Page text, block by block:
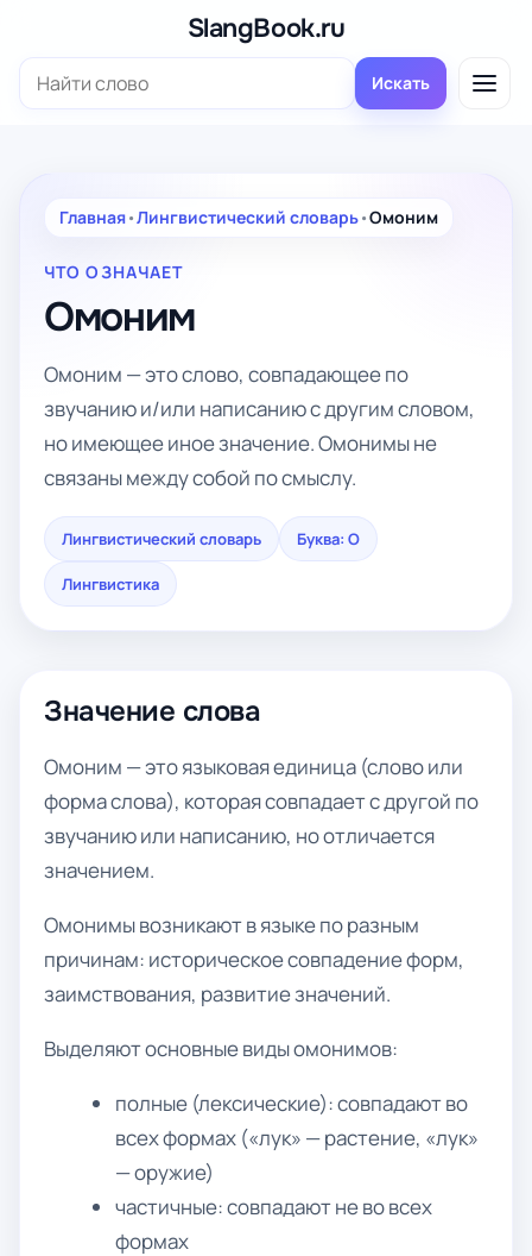
содержимому
SlangBook.ru
Поиск: Искать
Главная•Лингвистический словарь•Омоним
ЧТО ОЗНАЧАЕТ
Омоним
Омоним — это слово, совпадающее по
звучанию и/или написанию с другим словом,
но имеющее иное значение. Омонимы не
связаны между собой по смыслу.
Лингвистический словарь Буква: О
Лингвистика
Значение слова
Омоним — это языковая единица (слово или
форма слова), которая совпадает с другой по
звучанию или написанию, но отличается
значением.
Омонимы возникают в языке по разным
причинам: историческое совпадение форм,
заимствования, развитие значений.
Выделяют основные виды омонимов:
полные (лексические): совпадают во
всех формах («лук» — растение, «лук»
— оружие)
частичные: совпадают не во всех
формах